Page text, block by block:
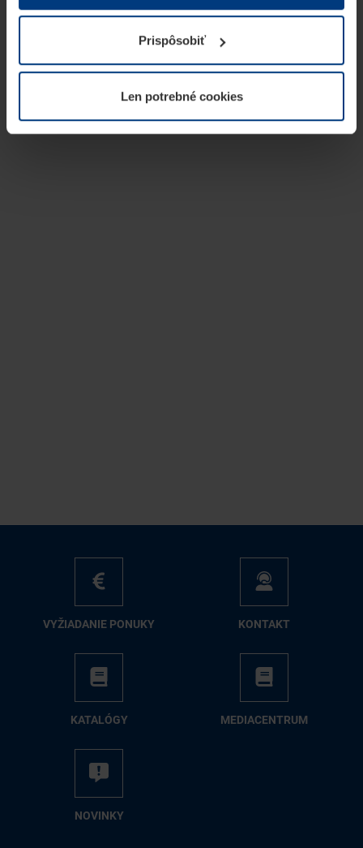
prevádzku tejto stránky. Pre všetky ostatné typy cookie
potrebujeme Vaše povolenie. Vaše povolenie môžete
kedykoľvek zmeniť alebo odvolať vo vysvetlení cookie
našej webovej stránky.
Prispôsobiť
Len potrebné cookies
VY­ŽIA­DA­NIE PO­NU­KY KON­TAKT
KA­TA­LÓ­GY ME­DIA­CEN­TRUM
NO­VIN­KY